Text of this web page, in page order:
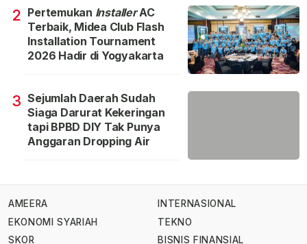
2 Pertemukan InstallerAC
Terbaik, Midea Club Flash
Installation Tournament
2026 Hadir di Yogyakarta
3 Sejumlah Daerah Sudah
Siaga Darurat Kekeringan
tapi BPBD DIY Tak Punya
Anggaran Dropping Air
AMEERA
EKONOMI SYARIAH
SKOR
INTERNASIONAL
TEKNO
BISNIS FINANSIAL